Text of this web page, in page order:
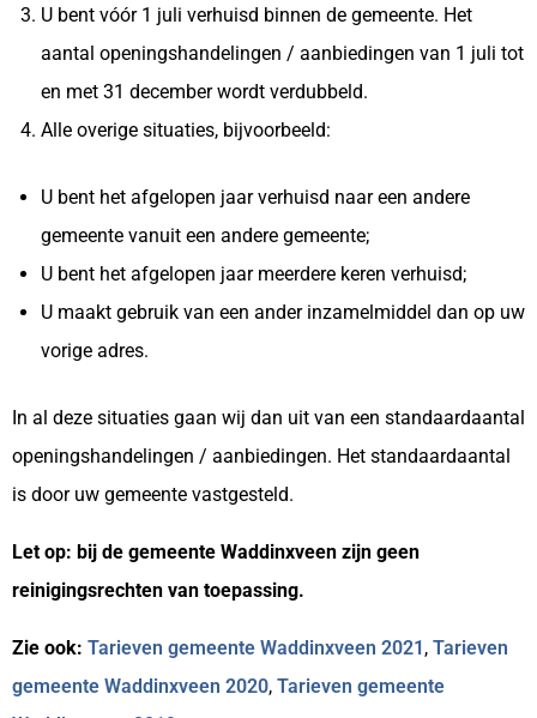
U bent vóór 1 juli verhuisd binnen de gemeente. Het
aantal openingshandelingen / aanbiedingen van 1 juli tot
en met 31 december wordt verdubbeld.
Alle overige situaties, bijvoorbeeld:
U bent het afgelopen jaar verhuisd naar een andere
gemeente vanuit een andere gemeente;
U bent het afgelopen jaar meerdere keren verhuisd;
U maakt gebruik van een ander inzamelmiddel dan op uw
vorige adres.
In al deze situaties gaan wij dan uit van een standaardaantal
openingshandelingen / aanbiedingen. Het standaardaantal
is door uw gemeente vastgesteld.
Let op: bij de gemeente Waddinxveen zijn geen
reinigingsrechten van toepassing.
Zie ook: Tarieven gemeente Waddinxveen 2021 , Tarieven
gemeente Waddinxveen 2020, Tarieven gemeente